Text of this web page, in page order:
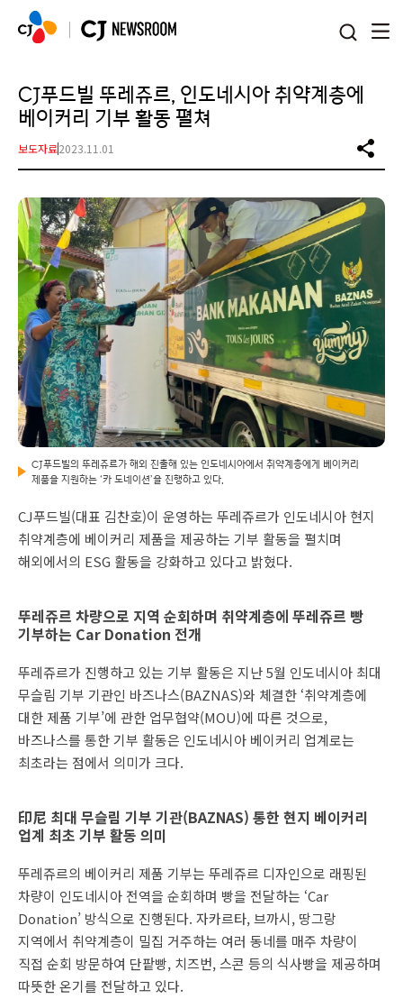
CJ푸드빌 뚜레쥬르, 인도네시아 취약계층에
베이커리 기부 활동 펼쳐
보도자료2023.11.01
CJ푸드빌의 뚜레쥬르가 해외 진출해 있는 인도네시아에서 취약계층에게 베이커리
제품을 지원하는 ‘카 도네이션’을 진행하고 있다.
CJ푸드빌(대표 김찬호)이 운영하는 뚜레쥬르가 인도네시아 현지
취약계층에 베이커리 제품을 제공하는 기부 활동을 펼치며
해외에서의 ESG 활동을 강화하고 있다고 밝혔다.
뚜레쥬르 차량으로 지역 순회하며 취약계층에 뚜레쥬르 빵
기부하는 Car Donation 전개
뚜레쥬르가 진행하고 있는 기부 활동은 지난 5월 인도네시아 최대
무슬림 기부 기관인 바즈나스(BAZNAS)와 체결한 ‘취약계층에
대한 제품 기부’에 관한 업무협약(MOU)에 따른 것으로,
바즈나스를 통한 기부 활동은 인도네시아 베이커리 업계로는
최초라는 점에서 의미가 크다.
印尼 최대 무슬림 기부 기관(BAZNAS) 통한 현지 베이커리
업계 최초 기부 활동 의미
뚜레쥬르의 베이커리 제품 기부는 뚜레쥬르 디자인으로 래핑된
차량이 인도네시아 전역을 순회하며 빵을 전달하는 ‘Car
Donation’ 방식으로 진행된다. 자카르타, 브까시, 땅그랑
지역에서 취약계층이 밀집 거주하는 여러 동네를 매주 차량이
직접 순회 방문하여 단팥빵, 치즈번, 스콘 등의 식사빵을 제공하며
따뜻한 온기를 전달하고 있다.